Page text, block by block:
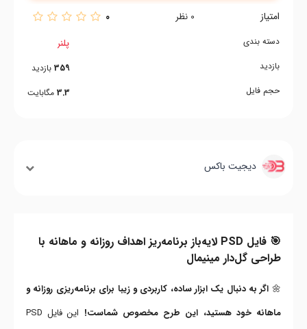
امتیاز 0 نظر 0
دسته بندی
بازدید
حجم فایل
پلنر
359 بازدید
3.3 مگابایت
دیجیت باکس
🎯 فایل PSD لایه‌باز برنامه‌ریز اهداف روزانه و ماهانه با
طراحی گل‌دار مینیمال
🌼 اگر به دنبال یک ابزار ساده، کاربردی و زیبا برای برنامه‌ریزی روزانه و
ماهانه خود هستید، این طرح مخصوص شماست!
این فایل PSD